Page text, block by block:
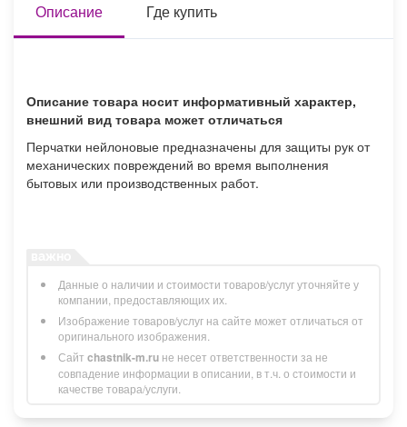
Описание Где купить
Описание товара носит информативный характер,
внешний вид товара может отличаться
Перчатки нейлоновые предназначены для защиты рук от
механических повреждений во время выполнения
бытовых или производственных работ.
Данные о наличии и стоимости товаров/услуг уточняйте у
компании, предоставляющих их.
Изображение товаров/услуг на сайте может отличаться от
оригинального изображения.
Сайт chastnik-m.ru не несет ответственности за не
совпадение информации в описании, в т.ч. о стоимости и
качестве товара/услуги.